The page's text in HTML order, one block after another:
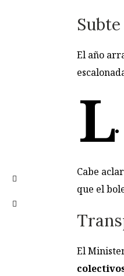
Subte
El año
L
Cabe
que el
El